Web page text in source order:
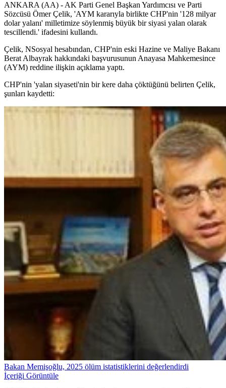
ANKARA (AA) - AK Parti Genel Başkan Yardımcısı ve Parti
Sözcüsü Ömer Çelik, 'AYM kararıyla birlikte CHP'nin '128 milyar
dolar yalanı' milletimize söylenmiş büyük bir siyasi yalan olarak
tescillendi.' ifadesini kullandı.
Çelik, NSosyal hesabından, CHP'nin eski Hazine ve Maliye Bakanı
Berat Albayrak hakkındaki başvurusunun Anayasa Mahkemesince
(AYM) reddine ilişkin açıklama yaptı.
CHP'nin 'yalan siyaseti'nin bir kere daha çöktüğünü belirten Çelik,
şunları kaydetti:
Bakan Memişoğlu, 2025 ölüm istatistiklerini değerlendirdi
İçeriği Görüntüle